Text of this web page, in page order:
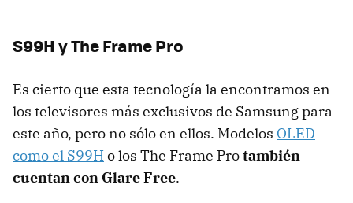
S99H y The Frame Pro
Es cierto que esta tecnología la encontramos en
los televisores más exclusivos de Samsung para
este año, pero no sólo en ellos. Modelos OLED
como el S99Ho los The Frame Protambién
cuentan con Glare Free.